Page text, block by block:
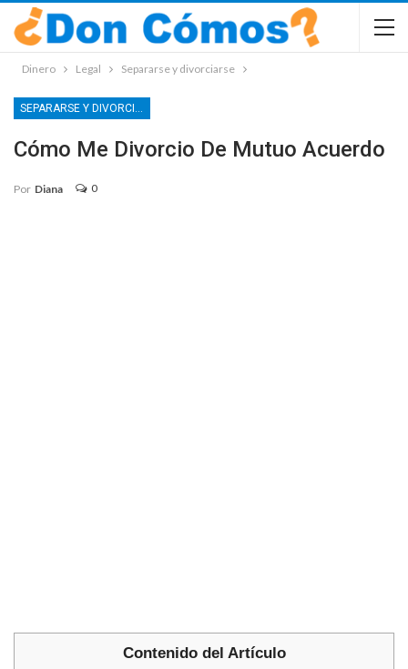
Dinero Legal Separarse y divorciarse
SEPARARSE Y DIVORCIARSE
Cómo Me Divorcio De Mutuo Acuerdo
Por Diana 0
Contenido del Artículo